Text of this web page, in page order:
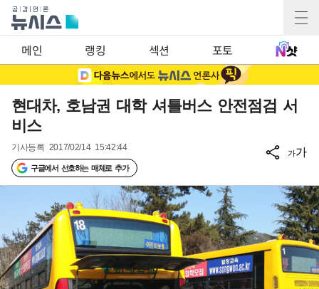
메인 랭킹 섹션 포토
현대차, 호남권 대학 셔틀버스 안전점검 서
비스
기사등록 2017/02/14 15:42:44
구글에서 선호하는 매체로 추가
가가